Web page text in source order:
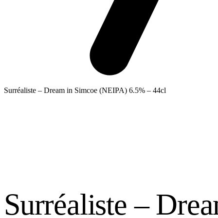
Surréaliste – Dream in Simcoe (NEIPA) 6.5% – 44cl
Surréaliste –